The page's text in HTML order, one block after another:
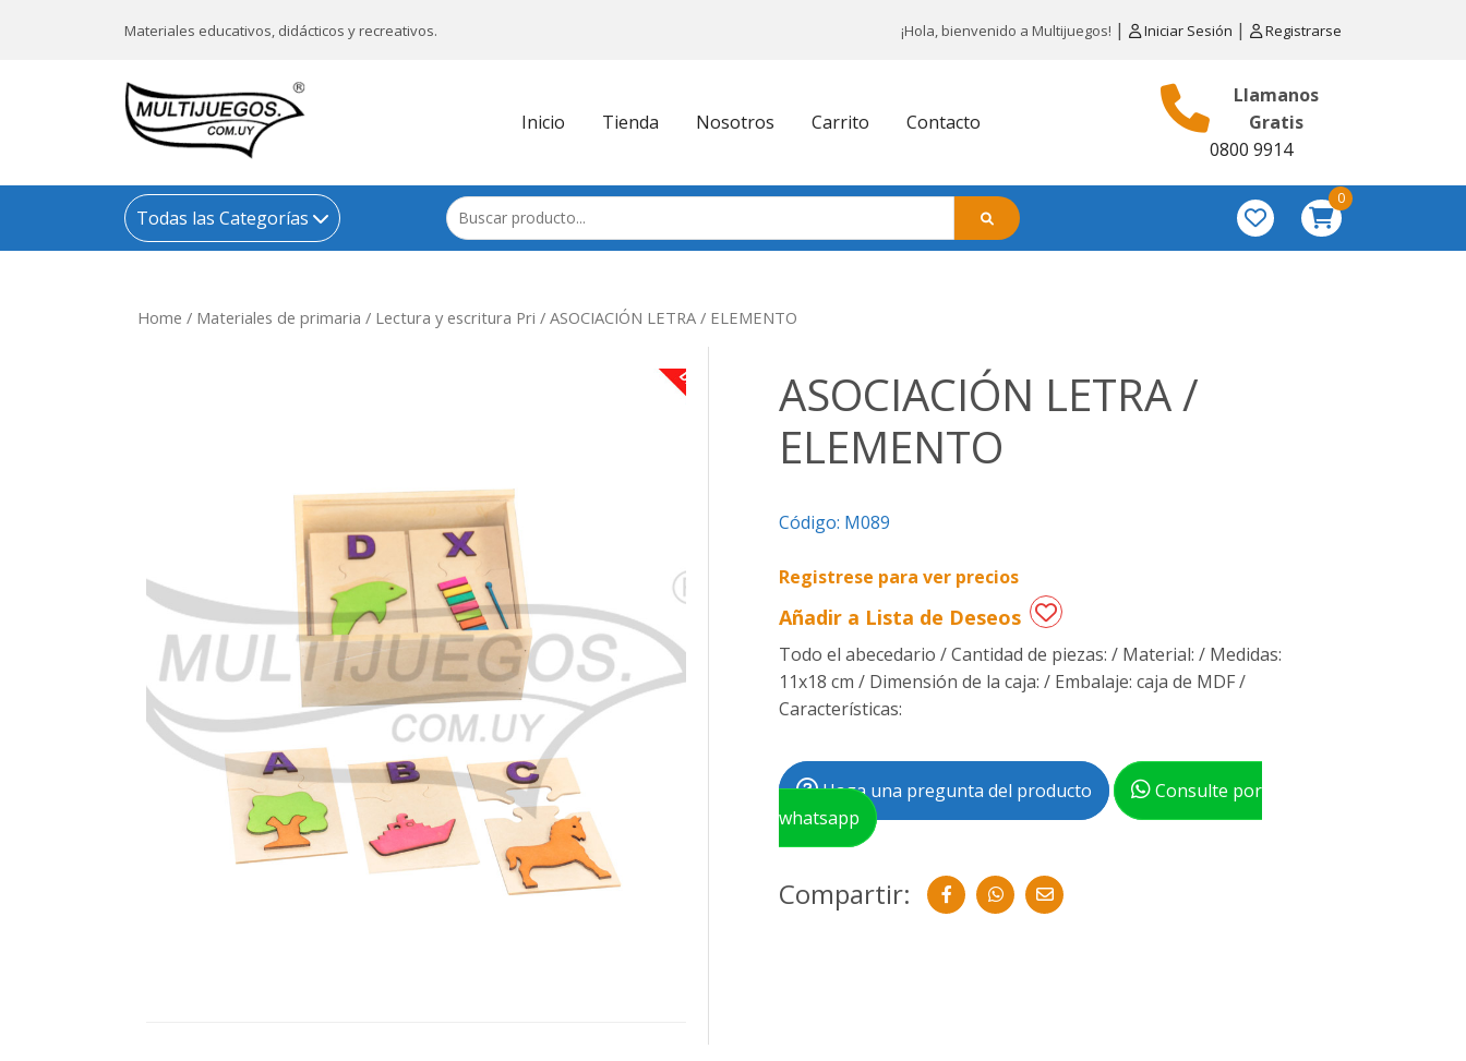
Materiales educativos, didácticos y recreativos. ¡Hola, bienvenido a Multijuegos! | Iniciar Sesión | Registrarse
Inicio Tienda Nosotros Carrito Contacto
Llamanos
Gratis
0800 9914
Todas las Categorías
0
Home / Materiales de primaria / Lectura y escritura Pri / ASOCIACIÓN LETRA / ELEMENTO
ASOCIACIÓN LETRA /
ELEMENTO
Código: M089
Registrese para ver precios
Añadir a Lista de Deseos
Todo el abecedario / Cantidad de piezas: / Material: / Medidas:
11x18 cm / Dimensión de la caja: / Embalaje: caja de MDF /
Características:
Haga una pregunta del producto
Consulte por
whatsapp
Compartir: